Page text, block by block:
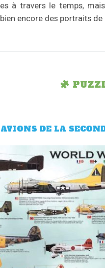
à travers le temps,
encore des portraits de
DE LA